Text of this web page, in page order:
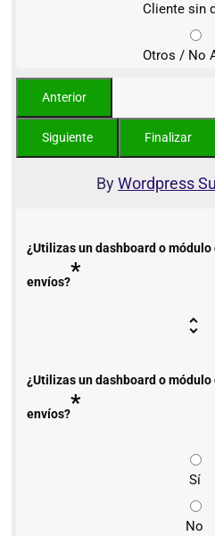
Cliente sin
Otros / No
ByWordpress
¿Utilizas un dashboard o
envíos?*
¿Utilizas un dashboard o
envíos?*
Sí
No